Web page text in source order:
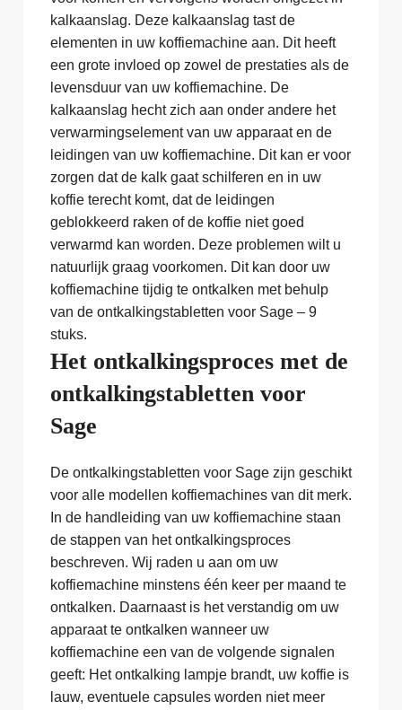
kalkaanslag. Deze kalkaanslag tast de
elementen in uw koffiemachine aan. Dit heeft
een grote invloed op zowel de prestaties als de
levensduur van uw koffiemachine. De
kalkaanslag hecht zich aan onder andere het
verwarmingselement van uw apparaat en de
leidingen van uw koffiemachine. Dit kan er voor
zorgen dat de kalk gaat schilferen en in uw
koffie terecht komt, dat de leidingen
geblokkeerd raken of de koffie niet goed
verwarmd kan worden. Deze problemen wilt u
natuurlijk graag voorkomen. Dit kan door uw
koffiemachine tijdig te ontkalken met behulp
van de ontkalkingstabletten voor Sage – 9
stuks.
Het ontkalkingsproces met de
ontkalkingstabletten voor
Sage
De ontkalkingstabletten voor Sage zijn geschikt
voor alle modellen koffiemachines van dit merk.
In de handleiding van uw koffiemachine staan
de stappen van het ontkalkingsproces
beschreven. Wij raden u aan om uw
koffiemachine minstens één keer per maand te
ontkalken. Daarnaast is het verstandig om uw
apparaat te ontkalken wanneer uw
koffiemachine een van de volgende signalen
geeft: Het ontkalking lampje brandt, uw koffie is
lauw, eventuele capsules worden niet meer